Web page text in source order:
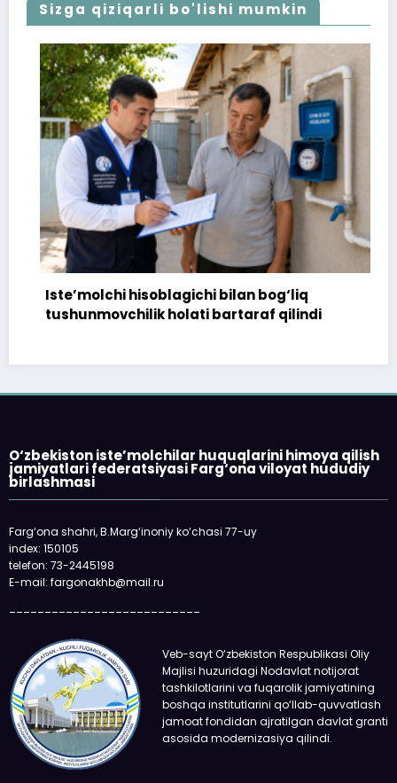
Sizga qiziqarli bo'lishi mumkin
Iste’molchi hisoblagichi bilan bog‘liq
tushunmovchilik holati bartaraf qilindi
O‘zbekiston iste’molchilar huquqlarini himoya qilish
jamiyatlari federatsiyasi Farg‘ona viloyat hududiy
birlashmasi
Farg‘ona shahri, B.Marg‘inoniy ko‘chasi 77-uy
index: 150105
telefon: 73-2445198
E-mail: fargonakhb@mail.ru
Veb-sayt O‘zbekiston Respublikasi Oliy
Majlisi huzuridagi Nodavlat notijorat
tashkilotlarini va fuqarolik jamiyatining
boshqa institutlarini qo‘llab-quvvatlash
jamoat fondidan ajratilgan davlat granti
asosida modernizasiya qilindi.